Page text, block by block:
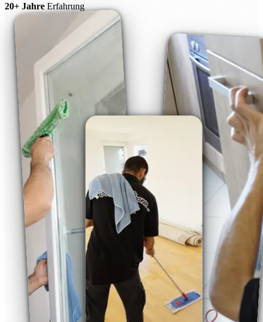
20+ Jahre Erfahrung